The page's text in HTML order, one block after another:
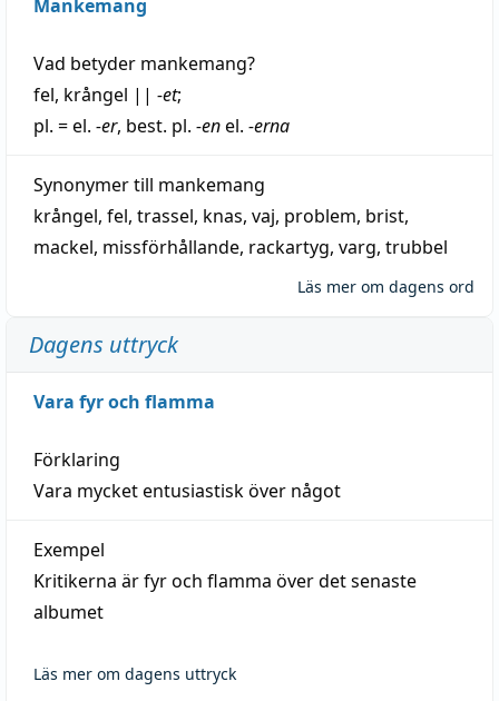
Mankemang
Vad betyder mankemang?
fel, krångel || -et;
pl. = el. -er, best. pl. -enel. -erna
Synonymer till mankemang
krångel, fel, trassel, knas, vaj, problem, brist,
mackel, missförhållande, rackartyg, varg, trubbel
Läs mer om dagens ord
Dagens uttryck
Vara fyr och flamma
Förklaring
Vara mycket entusiastisk över något
Exempel
Kritikerna är fyr och flamma över det senaste
albumet
Läs mer om dagens uttryck